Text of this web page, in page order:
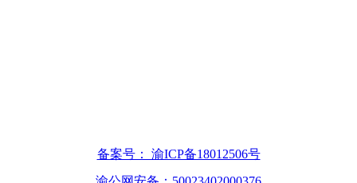
备案号： 渝ICP备18012506号